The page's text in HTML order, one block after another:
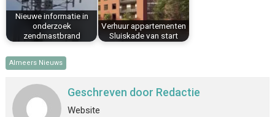
Nieuwe informatie in
onderzoek
zendmastbrand
Verhuur appartementen
Sluiskade van start
Almeers Nieuws
Geschreven door Redactie
Website